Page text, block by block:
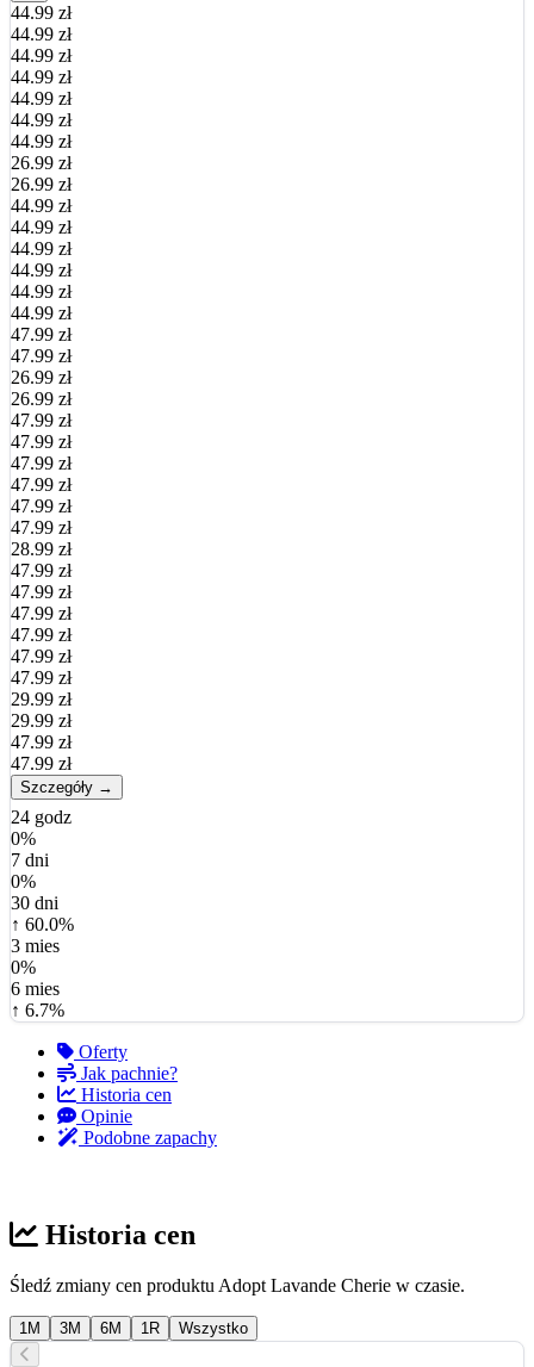
44.99 zł
44.99 zł
44.99 zł
44.99 zł
44.99 zł
44.99 zł
44.99 zł
26.99 zł
26.99 zł
44.99 zł
44.99 zł
44.99 zł
44.99 zł
44.99 zł
44.99 zł
47.99 zł
47.99 zł
26.99 zł
26.99 zł
47.99 zł
47.99 zł
47.99 zł
47.99 zł
47.99 zł
47.99 zł
28.99 zł
47.99 zł
47.99 zł
47.99 zł
47.99 zł
47.99 zł
47.99 zł
29.99 zł
29.99 zł
47.99 zł
47.99 zł
Szczegóły →
24 godz
0%
7 dni
0%
30 dni
↑ 60.0%
3 mies
0%
6 mies
↑ 6.7%
Oferty
Jak pachnie?
Historia cen
Opinie
Podobne zapachy
Historia cen
Śledź zmiany cen produktu Adopt Lavande Cherie w czasie.
1M 3M 6M 1R Wszystko